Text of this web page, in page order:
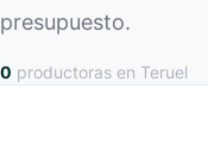
presupuesto.
0 productoras en Teruel